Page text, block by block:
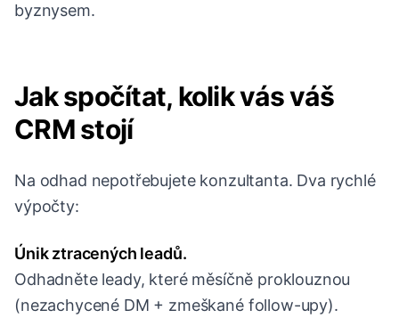
byznysem.
Jak spočítat, kolik vás váš
CRM stojí
Na odhad nepotřebujete konzultanta. Dva rychlé
výpočty:
Únik ztracených leadů.
Odhadněte leady, které měsíčně proklouznou
(nezachycené DM + zmeškané follow-upy).